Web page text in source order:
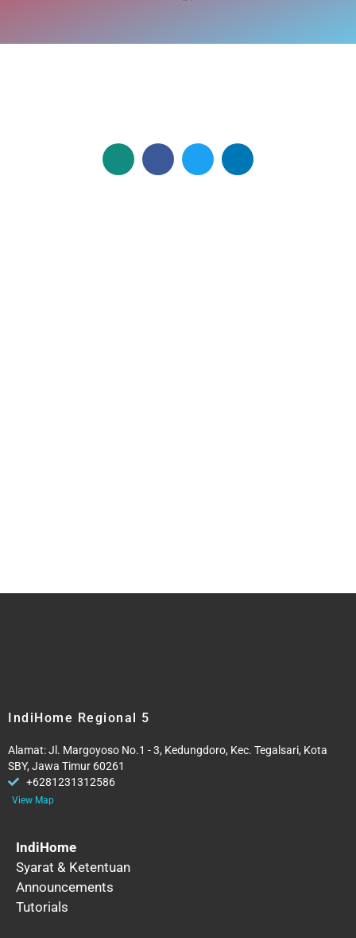
IndiHome Regional 5
Alamat: Jl. Margoyoso No.1 - 3, Kedungdoro, Kec. Tegalsari, Kota
SBY, Jawa Timur 60261
+6281231312586
View Map
IndiHome
Syarat & Ketentuan
Announcements
Tutorials